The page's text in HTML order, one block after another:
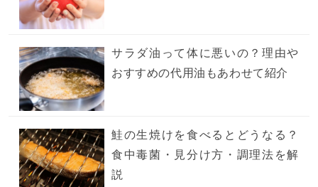
サラダ油って体に悪いの？理由や
おすすめの代用油もあわせて紹介
鮭の生焼けを食べるとどうなる？
食中毒菌・見分け方・調理法を解
説